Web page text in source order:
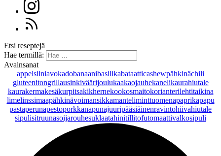
Etsi reseptejä
Hae termillä:
Avainsanat
appelsiiniavokadobanaanibasilikabataatticashewpähkinächili
gluteenitongrillausinkiväärijoulukaakaojauhekanelikaurahiutale
kaurakermakesäkurpitsakikhernekookosmaitokorianterilehtitaikina
limelinssimaapähkinävoimansikkamanteliminttuomenapaprikapapu
pastaperunapestoporkkanapunajuuripääsiäinenravintohiivahiutale
sipulisitruunasoijarouhesuklaatahinitillitofutomaattivalkosipuli